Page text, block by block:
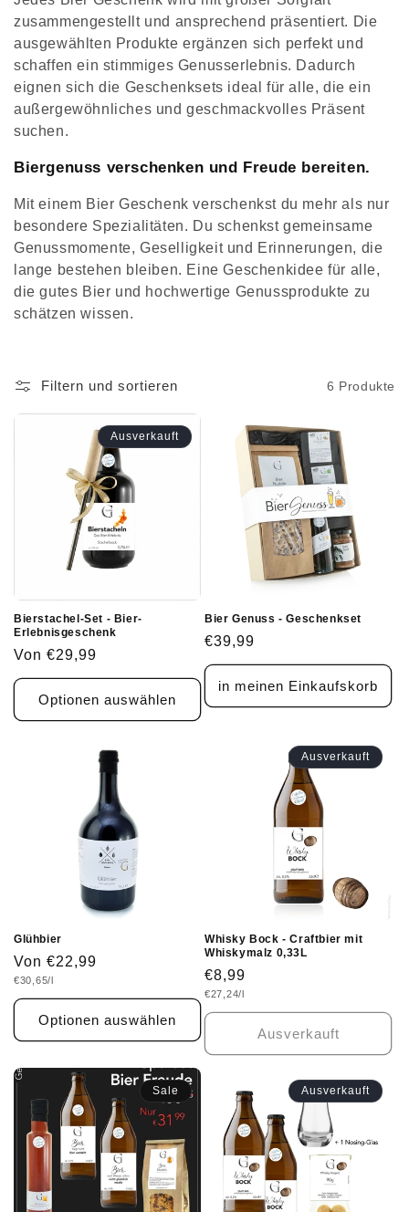
zusammengestellt und ansprechend präsentiert. Die
ausgewählten Produkte ergänzen sich perfekt und
schaffen ein stimmiges Genusserlebnis. Dadurch
eignen sich die Geschenksets ideal für alle, die ein
außergewöhnliches und geschmackvolles Präsent
suchen.
Biergenuss verschenken und Freude bereiten.
Mit einem Bier Geschenk verschenkst du mehr als nur
besondere Spezialitäten. Du schenkst gemeinsame
Genussmomente, Geselligkeit und Erinnerungen, die
lange bestehen bleiben. Eine Geschenkidee für alle,
die gutes Bier und hochwertige Genussprodukte zu
schätzen wissen.
Filtern und sortieren 6 Produkte
Ausverkauft
Bierstachel-Set - Bier-
Erlebnisgeschenk
Normaler
Preis
Von €29,99
Optionen auswählen
Bier Genuss - Geschenkset
Normaler
Preis
€39,99
in meinen Einkaufskorb
Glühbier
Normaler
Preis
Von €22,99
Grundpreis
€30,65/l
Optionen auswählen
Ausverkauft
Whisky Bock - Craftbier mit
Whiskymalz 0,33L
Normaler
Preis
€8,99
Grundpreis
€27,24/l
Ausverkauft
Sale Ausverkauft